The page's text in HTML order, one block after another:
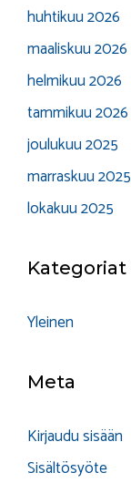
huhtikuu 2026
maaliskuu 2026
helmikuu 2026
tammikuu 2026
joulukuu 2025
marraskuu 2025
lokakuu 2025
Kategoriat
Yleinen
Meta
Kirjaudu sisään
Sisältösyöte